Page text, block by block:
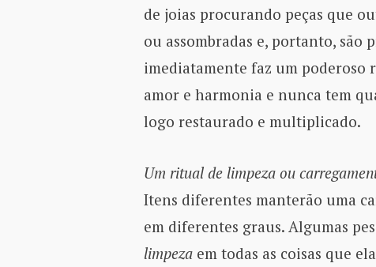
de joias procurando peças que
ou assombradas e, portanto, são
imediatamente faz um poderoso
amor e harmonia e nunca tem
logo restaurado e multiplicado.
Um ritual de limpeza ou
Itens diferentes manterão uma
em diferentes graus. Algumas
limpezaem todas as coisas que